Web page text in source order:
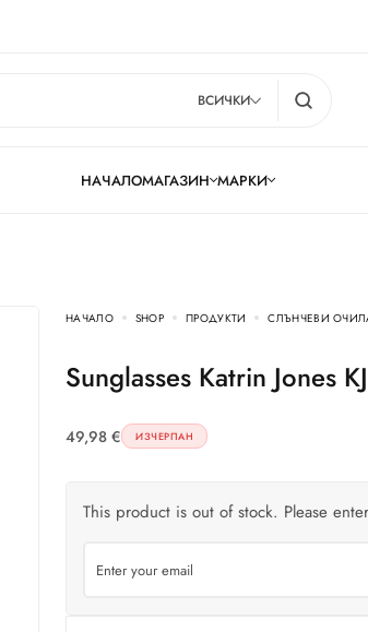
ВСИЧКИ
НАЧАЛОМАГАЗИН МАРКИ
НАЧАЛО SHOP ПРОДУКТИ СЛЪНЧЕВИ
Sunglasses Katrin Jones
49,98 € ИЗЧЕРПАН
This product is out of stock. Please